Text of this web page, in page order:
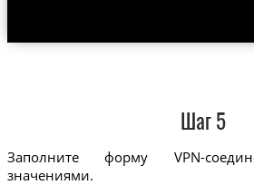
Шаг 5
Заполните форму VPN-
значениями.